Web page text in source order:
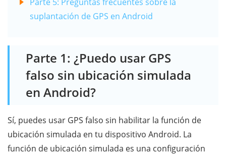
suplantación de GPS en Android
Parte 1: ¿Puedo usar GPS
falso sin ubicación simulada
en Android?
Sí, puedes usar GPS falso sin habilitar la función de
ubicación simulada en tu dispositivo Android. La
función de ubicación simulada es una configuración